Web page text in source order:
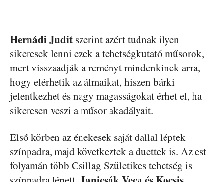
Hernádi Judit szerint azért tudnak ilyen
sikeresek lenni ezek a tehetségkutató műsorok,
mert visszaadják a reményt mindenkinek arra,
hogy elérhetik az álmaikat, hiszen bárki
jelentkezhet és nagy magasságokat érhet el, ha
sikeresen veszi a műsor akadályait.
Első körben az énekesek saját dallal léptek
színpadra, majd következtek a duettek is. Az est
folyamán több Csillag Születikes tehetség is